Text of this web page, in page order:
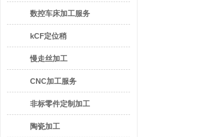
数控车床加工服务
kCF定位稍
慢走丝加工
CNC加工服务
非标零件定制加工
陶瓷加工